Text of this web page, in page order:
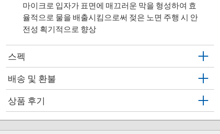
마이크로 입자가 표면에 매끄러운 막을 형성하여 효
율적으로 물을 배출시킴으로써 젖은 노면 주행 시 안
전성 획기적으로 향상
스펙
배송 및 환불
상품 후기